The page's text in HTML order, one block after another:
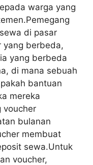
warga yang
di pasar
yang berbeda,
yang berbeda
di mana sebuah
bantuan
mereka
voucher
bulanan
membuat
sewa.Untuk
voucher,